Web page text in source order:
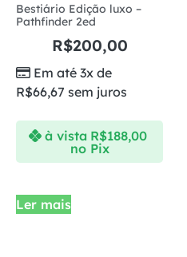
Bestiário Edição luxo –
Pathfinder 2ed
R$200,00
Em até 3x de
R$66,67 sem juros
à vista R$188,00
no Pix
Ler mais